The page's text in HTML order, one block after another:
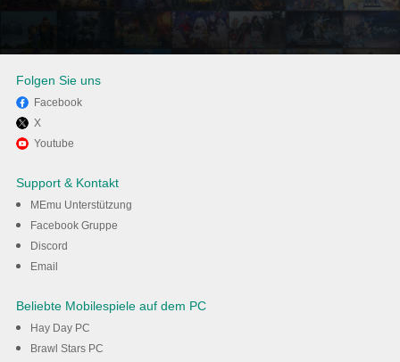
Viel Spaß beim Spielen von
Catan - "Play it smart" Räuber
auf dem PC mit MEmu
Folgen Sie uns
Facebook
X
Youtube
Support & Kontakt
MEmu Unterstützung
Facebook Gruppe
Discord
Email
Beliebte Mobilespiele auf dem PC
Hay Day PC
Brawl Stars PC